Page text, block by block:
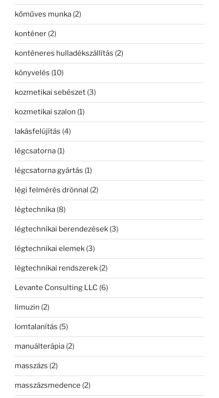
kőműves munka (2)
konténer (2)
konténeres hulladékszállítás (2)
könyvelés (10)
kozmetikai sebészet (3)
kozmetikai szalon (1)
lakásfelújítás (4)
légcsatorna (1)
légcsatorna gyártás (1)
légi felmérés drónnal (2)
légtechnika (8)
légtechnikai berendezések (3)
légtechnikai elemek (3)
légtechnikai rendszerek (2)
Levante Consulting LLC (6)
limuzin (2)
lomtalanítás (5)
manuálterápia (2)
masszázs (2)
masszázsmedence (2)